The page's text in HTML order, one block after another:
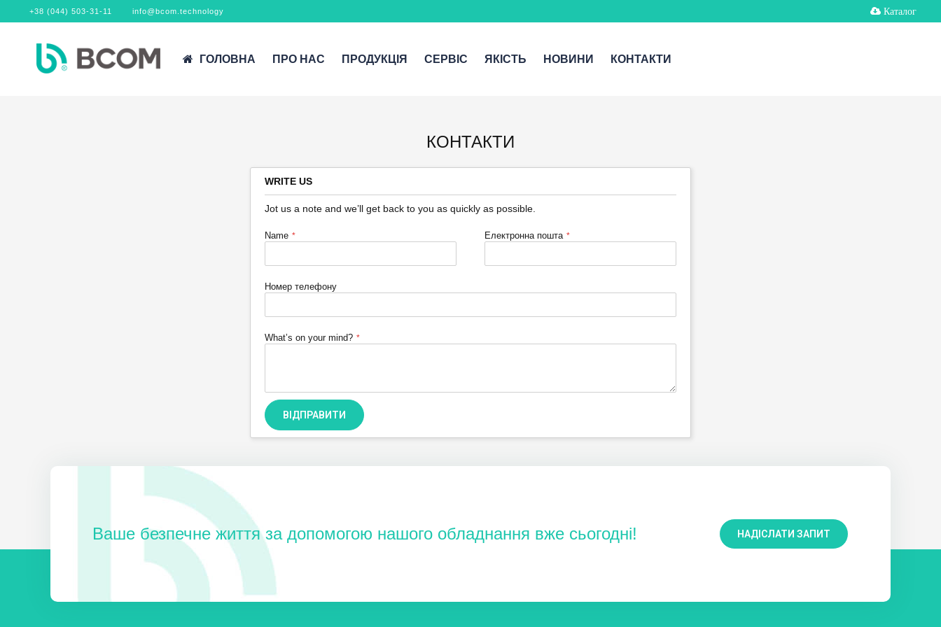
+38 (044) 503-31-11 info@bcom.technology Каталог
ГОЛОВНА ПРО НАС ПРОДУКЦІЯ СЕРВІС ЯКІСТЬ НОВИНИ КОНТАКТИ
КОНТАКТИ
WRITE US
Jot us a note and we’ll get back to you as quickly as possible.
Name Електронна пошта
Номер телефону
What’s on your mind?
ВІДПРАВИТИ
Ваше безпечне життя за допомогою нашого обладнання вже сьогодні! НАДІСЛАТИ ЗАПИТ